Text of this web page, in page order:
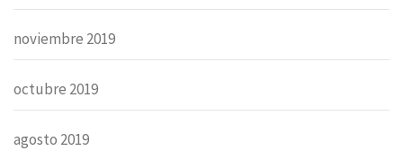
noviembre 2019
octubre 2019
agosto 2019